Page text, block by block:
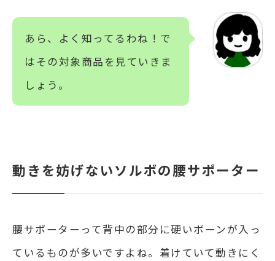
あら、よく知ってるわね！で
はその対象商品を見ていきま
しょう。
動きを妨げないソルボの腰サポーター
腰サポーターって背中の部分に硬いボーンが入っ
ているものが多いですよね。着けていて動きにく